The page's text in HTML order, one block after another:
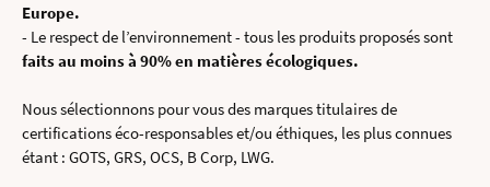
Europe.
- Le respect de l’environnement - tous les produits proposés sont
faits au moins à 90% en matières écologiques.
Nous sélectionnons pour vous des marques titulaires de
certifications éco-responsables et/ou éthiques, les plus connues
étant : GOTS, GRS, OCS, B Corp, LWG.